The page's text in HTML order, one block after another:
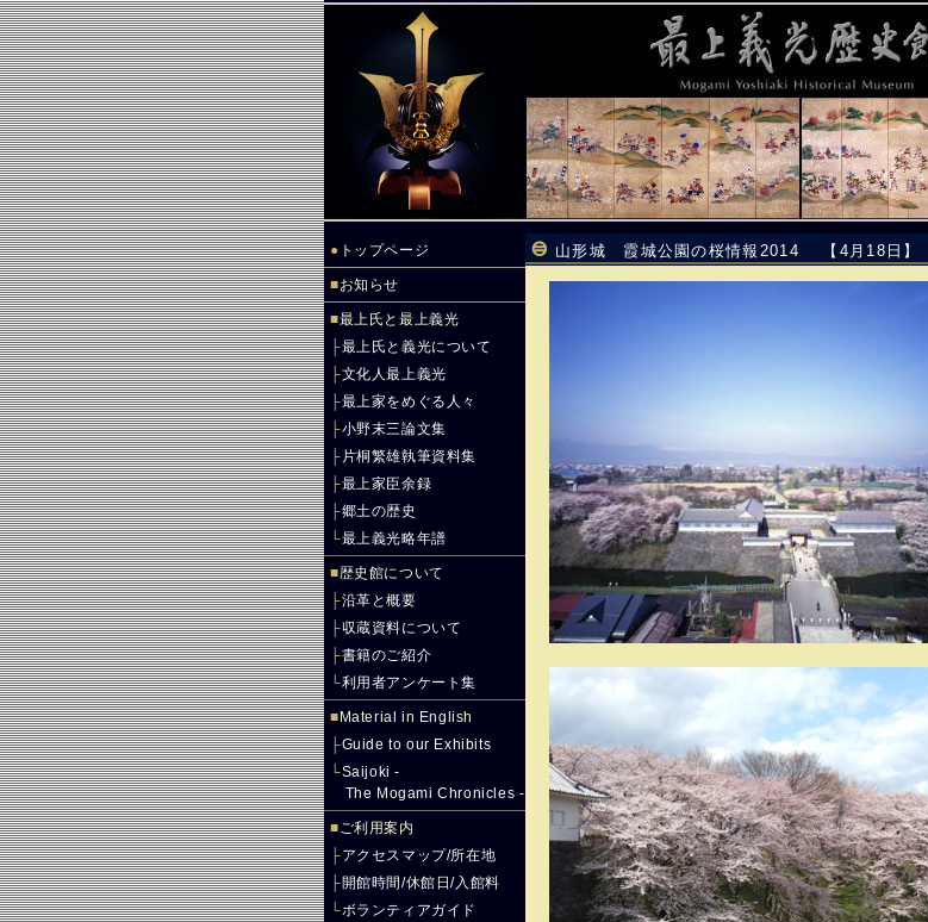
● トップページ
■お知らせ
■最上氏と最上義光
├最上氏と義光について
├文化人最上義光
├最上家をめぐる人々
├小野末三論文集
├ 片桐繁雄執筆資料集
├最上家臣余録
├郷土の歴史
└最上義光略年譜
■歴史館について
├沿革と概要
├収蔵資料について
├書籍のご紹介
└利用者アンケート集
■ Material in English
├Guide to our Exhibits
└Saijoki -
The Mogami Chronicles -
■ご利用案内
├アクセスマップ/所在地
├開館時間/休館日/入館料
└ボランティアガイド
山形城 霞城公園の桜情報2014 【4月18日】